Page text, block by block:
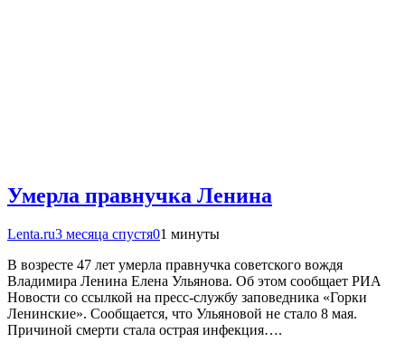
Умерла правнучка Ленина
Lenta.ru3 месяца спустя01 минуты
В возресте 47 лет умерла правнучка советского вождя
Владимира Ленина Елена Ульянова. Об этом сообщает РИА
Новости со ссылкой на пресс-службу заповедника «Горки
Ленинские». Сообщается, что Ульяновой не стало 8 мая.
Причиной смерти стала острая инфекция….